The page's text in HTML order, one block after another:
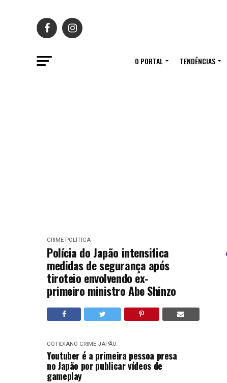
O PORTAL TENDÊNCIAS
CRIME POLÍTICA
Polícia do Japão intensifica
medidas de segurança após
tiroteio envolvendo ex-
primeiro ministro Abe Shinzo
COTIDIANO CRIME JAPÃO
Youtuber é a primeira pessoa presa
no Japão por publicar vídeos de
gameplay